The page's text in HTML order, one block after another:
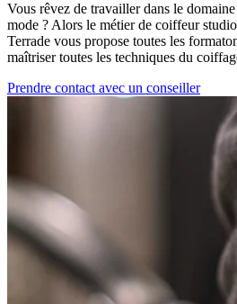
Vous rêvez de travailler dans le
mode ? Alors le métier de coiffeur
Terrade vous propose toutes les
maîtriser toutes les techniques du
Prendre contact avec un conseiller